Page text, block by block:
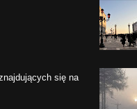
się na